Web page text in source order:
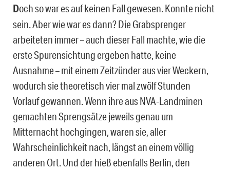
Doch so war es auf keinen Fall gewesen. Konnte nicht
sein. Aber wie war es dann? Die Grabsprenger
arbeiteten immer – auch dieser Fall machte, wie die
erste Spurensichtung ergeben hatte, keine
Ausnahme – mit einem Zeitzünder aus vier Weckern,
wodurch sie theoretisch vier mal zwölf Stunden
Vorlauf gewannen. Wenn ihre aus NVA-Landminen
gemachten Sprengsätze jeweils genau um
Mitternacht hochgingen, waren sie, aller
Wahrscheinlichkeit nach, längst an einem völlig
anderen Ort. Und der hieß ebenfalls Berlin, den